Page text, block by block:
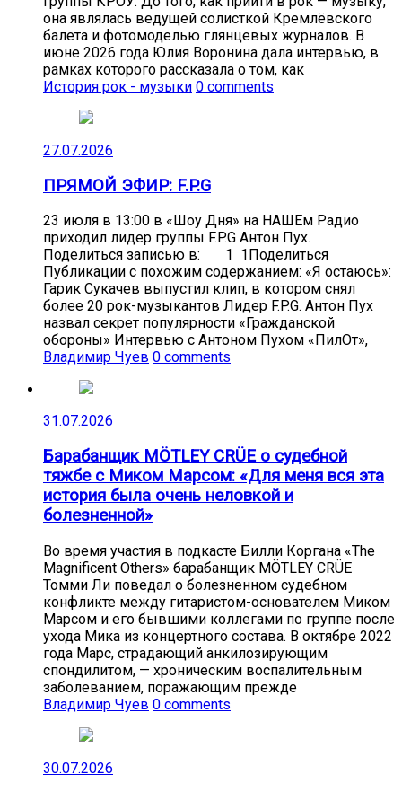
она являлась ведущей солисткой Кремлёвского
балета и фотомоделью глянцевых журналов. В
июне 2026 года Юлия Воронина дала интервью, в
рамках которого рассказала о том, как
История рок - музыки 0 comments
27.07.2026
ПРЯМОЙ ЭФИР: F.P.G
23 июля в 13:00 в «Шоу Дня» на НАШЕм Радио
приходил лидер группы F.P.G Антон Пух.
Поделиться записью в: 1 1Поделиться
Публикации с похожим содержанием: «Я остаюсь»:
Гарик Сукачев выпустил клип, в котором снял
более 20 рок-музыкантов Лидер F.P.G. Антон Пух
назвал секрет популярности «Гражданской
обороны» Интервью с Антоном Пухом «ПилОт»,
Владимир Чуев 0 comments
31.07.2026
Барабанщик MÖTLEY CRÜE о судебной
тяжбе с Миком Марсом: «Для меня вся эта
история была очень неловкой и
болезненной»
Во время участия в подкасте Билли Коргана «The
Magnificent Others» барабанщик MÖTLEY CRÜE
Томми Ли поведал о болезненном судебном
конфликте между гитаристом-основателем Миком
Марсом и его бывшими коллегами по группе после
ухода Мика из концертного состава. В октябре 2022
года Марс, страдающий анкилозирующим
спондилитом, — хроническим воспалительным
заболеванием, поражающим прежде
Владимир Чуев 0 comments
30.07.2026